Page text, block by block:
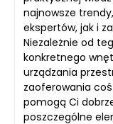
najnowsze
ekspertów, jak i
Niezależnie od
konkretnego
urządzania
zaoferowania
pomogą Ci
poszczególne